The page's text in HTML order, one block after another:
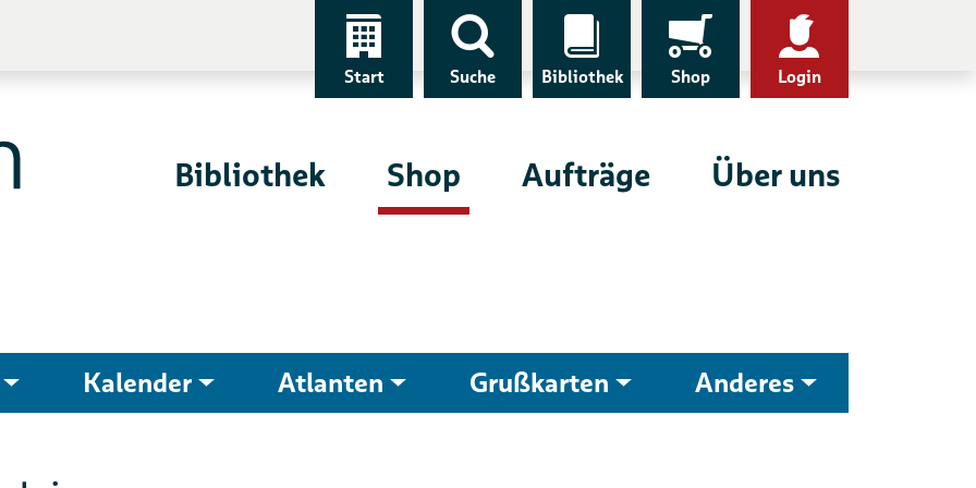
Start Suche Bibliothek Shop Login
Bibliothek Shop Aufträge Über uns
Kalender Atlanten Grußkarten Anderes